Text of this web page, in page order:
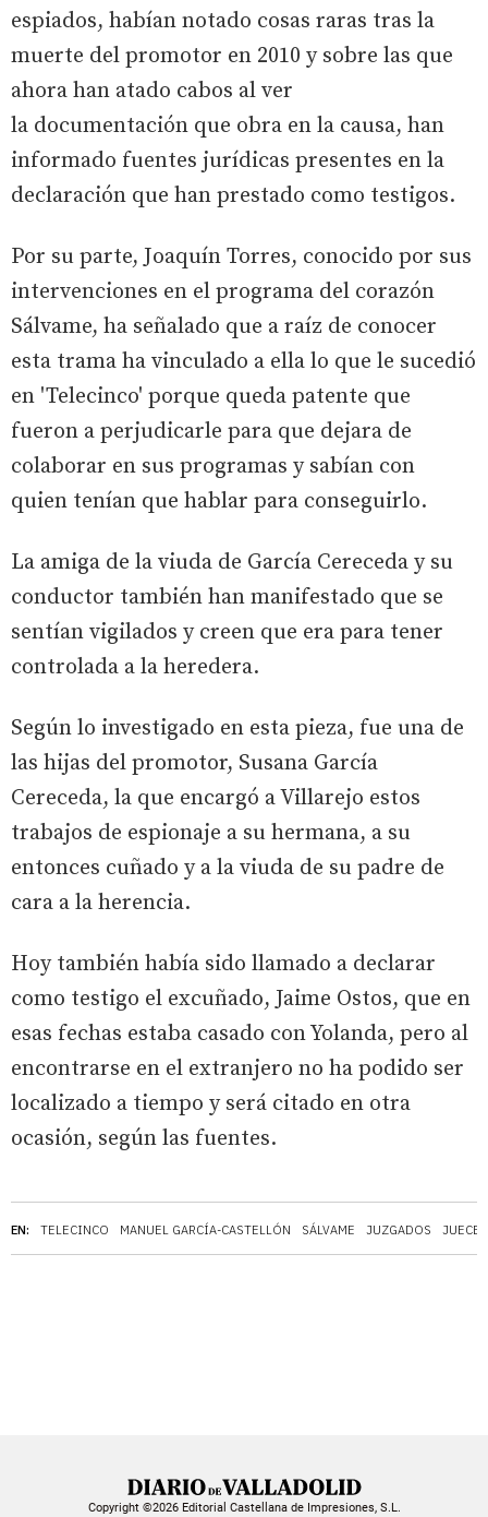
EN: TELECINCO MANUEL GARCÍA-CASTELLÓN SÁLVAME JUZGADOS JUECES
espiados, habían notado cosas raras tras la
muerte del promotor en 2010 y sobre las que
ahora han atado cabos al ver
la documentación que obra en la causa, han
informado fuentes jurídicas presentes en la
declaración que han prestado como testigos.
Por su parte, Joaquín Torres, conocido por sus
intervenciones en el programa del corazón
Sálvame, ha señalado que a raíz de conocer
esta trama ha vinculado a ella lo que le sucedió
en 'Telecinco' porque queda patente que
fueron a perjudicarle para que dejara de
colaborar en sus programas y sabían con
quien tenían que hablar para conseguirlo.
La amiga de la viuda de García Cereceda y su
conductor también han manifestado que se
sentían vigilados y creen que era para tener
controlada a la heredera.
Según lo investigado en esta pieza, fue una de
las hijas del promotor, Susana García
Cereceda, la que encargó a Villarejo estos
trabajos de espionaje a su hermana, a su
entonces cuñado y a la viuda de su padre de
cara a la herencia.
Hoy también había sido llamado a declarar
como testigo el excuñado, Jaime Ostos, que en
esas fechas estaba casado con Yolanda, pero al
encontrarse en el extranjero no ha podido ser
localizado a tiempo y será citado en otra
ocasión, según las fuentes.
Copyright ©2026 Editorial Castellana de Impresiones, S.L.